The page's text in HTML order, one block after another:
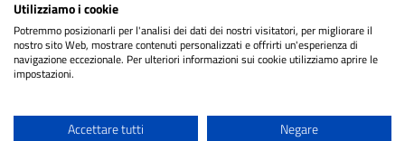
Piano di miglioramento del sito
Note legali
cura diNET SMART
Utilizziamo i cookie
Potremmo posizionarli per l'analisi dei dati dei nostri visitatori, per migliorare il
nostro sito Web, mostrare contenuti personalizzati e offrirti un'esperienza di
navigazione eccezionale. Per ulteriori informazioni sui cookie utilizziamo aprire le
impostazioni.
Accettare tutti Negare